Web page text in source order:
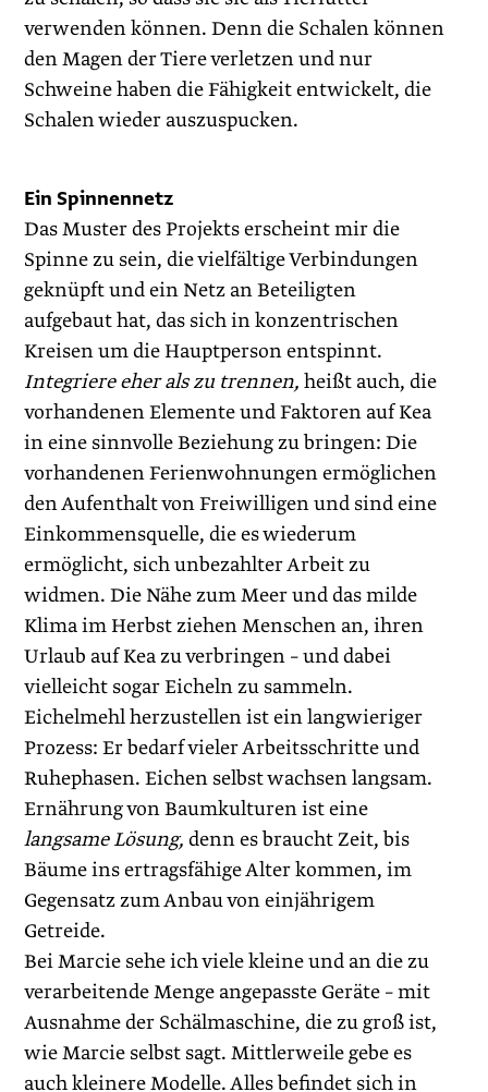
verwenden können. Denn die Schalen können
den Magen der Tiere verletzen und nur
Schweine haben die Fähigkeit entwickelt, die
Schalen wieder auszuspucken.
Ein Spinnennetz
Das Muster des Projekts erscheint mir die
Spinne zu sein, die vielfältige Verbindungen
geknüpft und ein Netz an Beteiligten
aufgebaut hat, das sich in konzentrischen
Kreisen um die Hauptperson entspinnt.
Integriere eher als zu trennen, heißt auch, die
vorhandenen Elemente und Faktoren auf Kea
in eine sinnvolle Beziehung zu bringen: Die
vorhandenen Ferienwohnungen ermöglichen
den Aufenthalt von Freiwilligen und sind eine
Einkommensquelle, die es wiederum
ermöglicht, sich unbezahlter Arbeit zu
widmen. Die Nähe zum Meer und das milde
Klima im Herbst ziehen Menschen an, ihren
Urlaub auf Kea zu verbringen – und dabei
vielleicht sogar Eicheln zu sammeln.
Eichelmehl herzustellen ist ein langwieriger
Prozess: Er bedarf vieler Arbeitsschritte und
Ruhephasen. Eichen selbst wachsen langsam.
Ernährung von Baumkulturen ist eine
langsame Lösung, denn es braucht Zeit, bis
Bäume ins ertragsfähige Alter kommen, im
Gegensatz zum Anbau von einjährigem
Getreide.
Bei Marcie sehe ich viele kleine und an die zu
verarbeitende Menge angepasste Geräte – mit
Ausnahme der Schälmaschine, die zu groß ist,
wie Marcie selbst sagt. Mittlerweile gebe es
auch kleinere Modelle. Alles befindet sich in